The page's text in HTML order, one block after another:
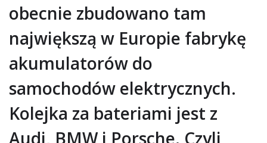
obecnie zbudowano tam
największą w Europie fabrykę
akumulatorów do
samochodów elektrycznych.
Kolejka za bateriami jest z
Audi, BMW i Porsche. Czyli